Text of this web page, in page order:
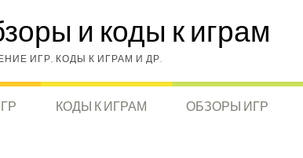
и коды к играм
ИГР, КОДЫ К ИГРАМ И ДР.
КОДЫ К ИГРАМ ОБЗОРЫ ИГР